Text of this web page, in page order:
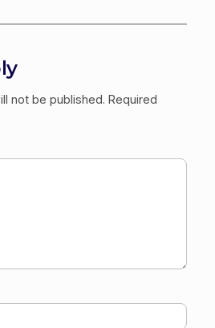
not be published. Required